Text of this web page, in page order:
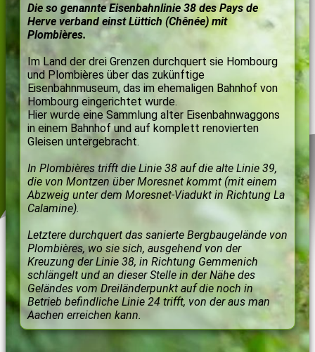
Die so genannte Eisenbahnlinie 38 des Pays de
Herve verband einst Lüttich (Chênée) mit
Plombières.
Im Land der drei Grenzen durchquert sie Hombourg
und Plombières über das zukünftige
Eisenbahnmuseum, das im ehemaligen Bahnhof von
Hombourg eingerichtet wurde.
Hier wurde eine Sammlung alter Eisenbahnwaggons
in einem Bahnhof und auf komplett renovierten
Gleisen untergebracht.
In Plombières trifft die Linie 38 auf die alte Linie 39,
die von Montzen über Moresnet kommt (mit einem
Abzweig unter dem Moresnet-Viadukt in Richtung La
Calamine).
Letztere durchquert das sanierte Bergbaugelände von
Plombières, wo sie sich, ausgehend von der
Kreuzung der Linie 38, in Richtung Gemmenich
schlängelt und an dieser Stelle in der Nähe des
Geländes vom Dreiländerpunkt auf die noch in
Betrieb befindliche Linie 24 trifft, von der aus man
Aachen erreichen kann.